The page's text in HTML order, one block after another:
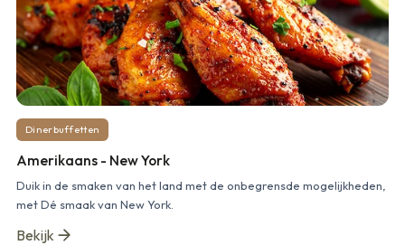
Dinerbuffetten
Amerikaans - New York
Duik in de smaken van het land met de onbegrensde mogelijkheden,
met Dé smaak van New York.
Bekijk